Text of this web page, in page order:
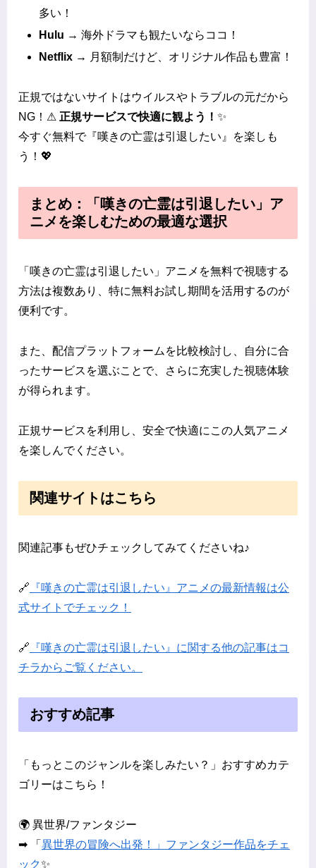
多い！
Hulu → 海外ドラマも観たいならココ！
Netflix → 月額制だけど、オリジナル作品も豊富！
正規ではないサイトはウイルスやトラブルの元だから
NG！⚠ 正規サービスで快適に観よう！ ✨
今すぐ無料で『嘆きの亡霊は引退したい』を楽しも
う！💖
まとめ：「嘆きの亡霊は引退したい」ア
ニメを楽しむための最適な選択
「嘆きの亡霊は引退したい」アニメを無料で視聴する
方法は複数あり、特に無料お試し期間を活用するのが
便利です。
また、配信プラットフォームを比較検討し、自分に合
ったサービスを選ぶことで、さらに充実した視聴体験
が得られます。
正規サービスを利用し、安全で快適にこの人気アニメ
を楽しんでください。
関連サイトはこちら
関連記事もぜひチェックしてみてくださいね♪
🔗 『嘆きの亡霊は引退したい』アニメの最新情報は公
式サイトでチェック！
🔗 『嘆きの亡霊は引退したい』に関する他の記事はコ
チラからご覧ください。
おすすめ記事
「もっとこのジャンルを楽しみたい？」おすすめカテ
ゴリーはこちら！
🌍 異世界/ファンタジー
➡ 「 異世界の冒険へ出発！」ファンタジー作品をチェ
ック✨